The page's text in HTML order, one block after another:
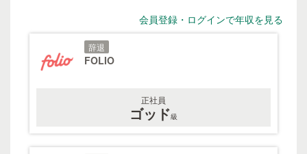
会員登録・ログインで年収を見る
辞退
FOLIO
正社員
ゴッド級